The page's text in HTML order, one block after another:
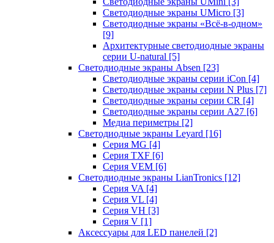
Светодиодные экраны UMicro [3]
Светодиодные экраны «Всё-в-одном»
[9]
Архитектурные светодиодные экраны
серии U-natural [5]
Светодиодные экраны Absen [23]
Светодиодные экраны серии iCon [4]
Светодиодные экраны серии N Plus [7]
Светодиодные экраны серии CR [4]
Светодиодные экраны серии А27 [6]
Медиа периметры [2]
Светодиодные экраны Leyard [16]
Серия MG [4]
Серия TXF [6]
Серия VEM [6]
Светодиодные экраны LianTronics [12]
Серия VA [4]
Серия VL [4]
Серия VH [3]
Серия V [1]
Аксессуары для LED панелей [2]